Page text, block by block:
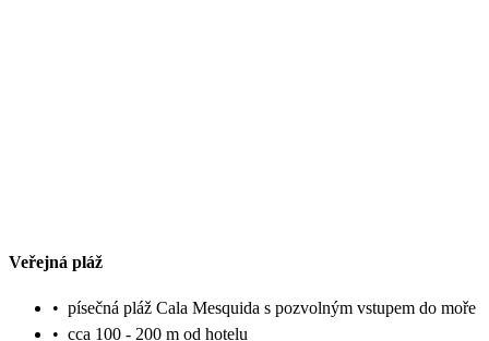
Veřejná pláž
• písečná pláž Cala Mesquida s pozvolným vstupem do moře
• cca 100 - 200 m od hotelu